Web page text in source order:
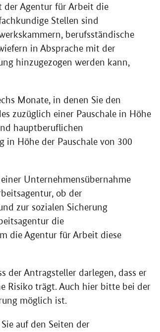
der Agentur für Arbeit die
Stellen sind
berufsständische
in Absprache mit der
hinzugezogen werden kann,
Monate, in denen Sie den
zuzüglich einer Pauschale in Höhe
hauptberuflichen
Höhe der Pauschale von 300
Unternehmensübernahme
ob der
zur sozialen Sicherung
die
die Agentur für Arbeit diese
der Antragsteller darlegen, dass er
Risiko trägt. Auch hier bitte bei der
möglich ist.
auf den Seiten der